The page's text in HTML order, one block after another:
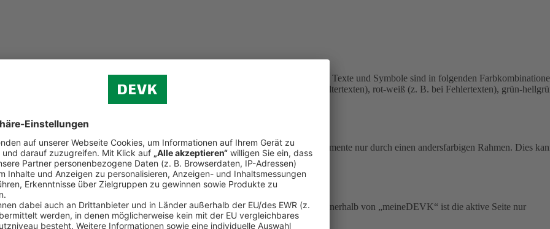
ungelesene und ausgewählte Dokumente anzeigen, sind schwer zu sehen.
Einige Texte und Symbole sind in folgenden
gelb-weiß (bei Postbox-Werkzeugen), grau-weiß (z. B. bei Platzhaltertexten), rot-weiß (z. B. bei Fehlertexten), grün-
sind.Wenn Sie mit der Tastatur navigieren, unterscheiden sich einige fokussierte Elemente nur durch einen andersfarbigen Rahmen. Dies
nicht hervorgehoben.
Farbgebung und können damit schwer zu erkennen sein.In der Navigation innerhalb von „meineDEVK“ ist die aktive Seite nur